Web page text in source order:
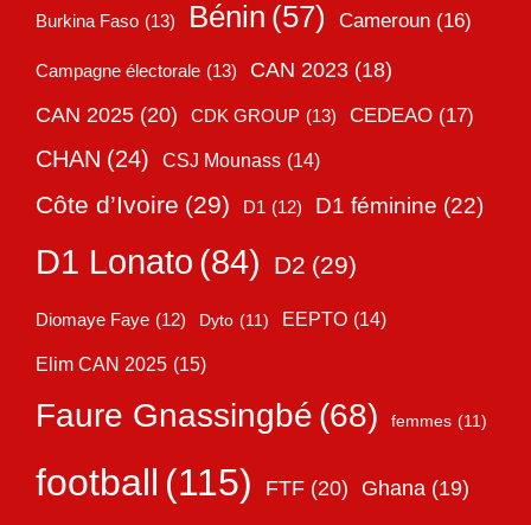
Burkina Faso (13) Bénin (57) Cameroun (16)
Campagne électorale (13) CAN 2023 (18)
CAN 2025 (20) CDK GROUP (13) CEDEAO (17)
CHAN (24) CSJ Mounass (14)
Côte d’Ivoire (29) D1 (12) D1 féminine (22)
D1 Lonato (84) D2 (29)
Diomaye Faye (12) Dyto (11) EEPTO (14)
Elim CAN 2025 (15)
Faure Gnassingbé (68) femmes (11)
football (115) FTF (20) Ghana (19)